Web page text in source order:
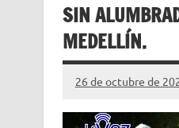
SIN
MEDELLÍN.
26 de octubre de